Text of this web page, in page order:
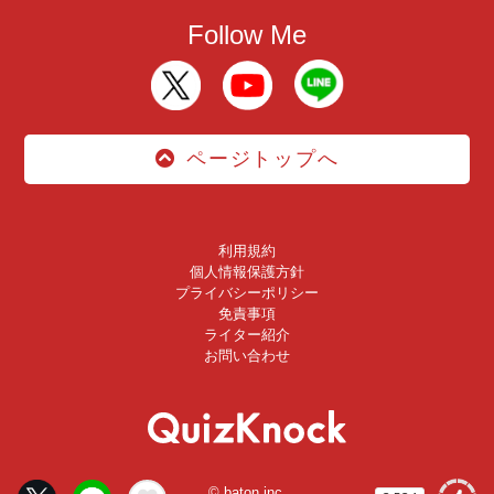
Follow Me
ページトップへ
利用規約
個人情報保護方針
プライバシーポリシー
免責事項
ライター紹介
お問い合わせ